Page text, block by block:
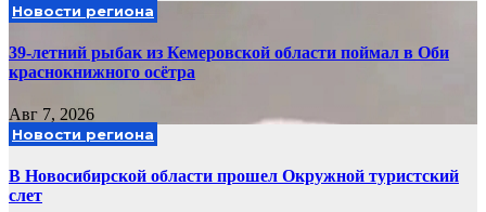
Новости региона
39-летний рыбак из Кемеровской области поймал в Оби
краснокнижного осётра
Авг 7, 2026
Новости региона
В Новосибирской области прошел Окружной туристский
слет